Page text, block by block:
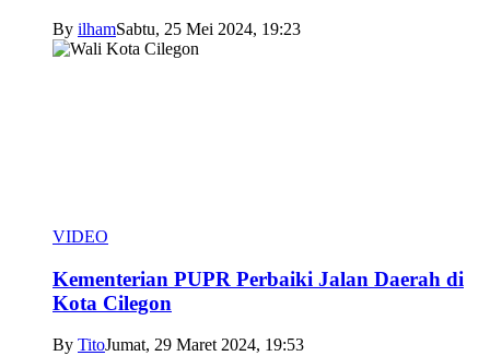
By ilhamSabtu, 25 Mei 2024, 19:23
VIDEO
Kementerian PUPR Perbaiki Jalan Daerah di
Kota Cilegon
By TitoJumat, 29 Maret 2024, 19:53